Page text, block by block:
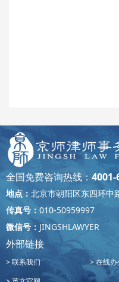
全国免费咨询热线： 4001-
地点： 北京市朝阳区东四环中
传真号： 010-50959997
微信号： JINGSHLAWYER
外部链接
联系我们 在线办